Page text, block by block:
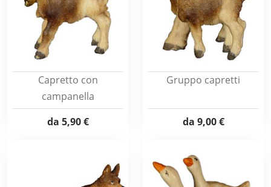
Capretto con
campanella
da 5,90 €
Gruppo capretti
da 9,00 €